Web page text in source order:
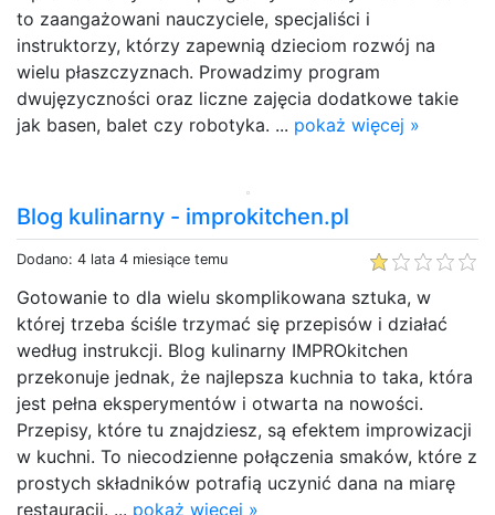
to zaangażowani nauczyciele, specjaliści i
instruktorzy, którzy zapewnią dzieciom rozwój na
wielu płaszczyznach. Prowadzimy program
dwujęzyczności oraz liczne zajęcia dodatkowe takie
jak basen, balet czy robotyka. ... pokaż więcej »
Blog kulinarny - improkitchen.pl
Dodano: 4 lata 4 miesiące temu
Gotowanie to dla wielu skomplikowana sztuka, w
której trzeba ściśle trzymać się przepisów i działać
według instrukcji. Blog kulinarny IMPROkitchen
przekonuje jednak, że najlepsza kuchnia to taka, która
jest pełna eksperymentów i otwarta na nowości.
Przepisy, które tu znajdziesz, są efektem improwizacji
w kuchni. To niecodzienne połączenia smaków, które z
prostych składników potrafią uczynić dana na miarę
restauracji. ... pokaż więcej »